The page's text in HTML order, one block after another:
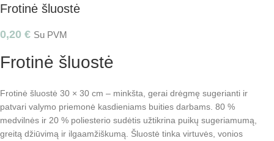
Frotinė šluostė
0,20 € Su PVM
Frotinė šluostė
Frotinė šluostė 30 × 30 cm – minkšta, gerai drėgmę sugerianti ir
patvari valymo priemonė kasdieniams buities darbams. 80 %
medvilnės ir 20 % poliesterio sudėtis užtikrina puikų sugeriamumą,
greitą džiūvimą ir ilgaamžiškumą. Šluostė tinka virtuvės, vonios